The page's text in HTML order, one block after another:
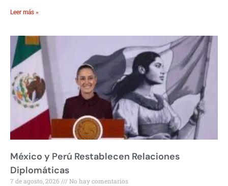
Leer más »
México y Perú Restablecen Relaciones
Diplomáticas
7 de agosto, 2026 No hay comentarios